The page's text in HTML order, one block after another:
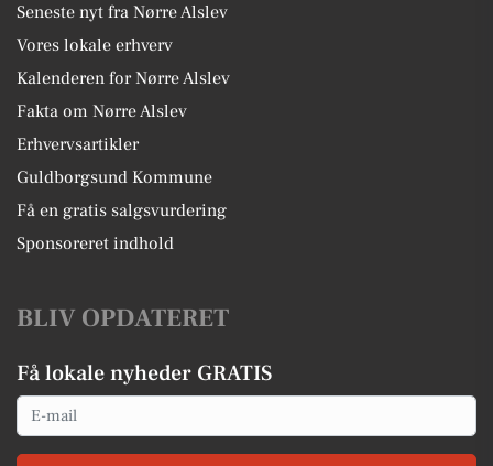
Seneste nyt fra Nørre Alslev
Vores lokale erhverv
Kalenderen for Nørre Alslev
Fakta om Nørre Alslev
Erhvervsartikler
Guldborgsund Kommune
Få en gratis salgsvurdering
Sponsoreret indhold
BLIV OPDATERET
Få lokale nyheder GRATIS
Email